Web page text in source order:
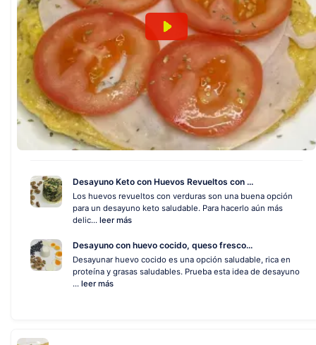
Desayuno Keto con Huevos Revueltos con ...
Los huevos revueltos con verduras son una buena opción
para un desayuno keto saludable. Para hacerlo aún más
delic... leer más
Desayuno con huevo cocido, queso fresco...
Desayunar huevo cocido es una opción saludable, rica en
proteína y grasas saludables. Prueba esta idea de desayuno
... leer más